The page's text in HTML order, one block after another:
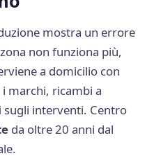
mostra un errore
non funziona più,
a domicilio con
marchi, ricambi a
sugli interventi. Centro
da oltre 20 anni dal